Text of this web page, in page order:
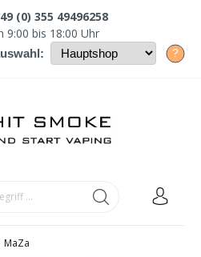
(0) 355 49496258
9:00 bis 18:00 Uhr
?
MaZa